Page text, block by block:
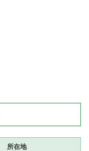
所在地